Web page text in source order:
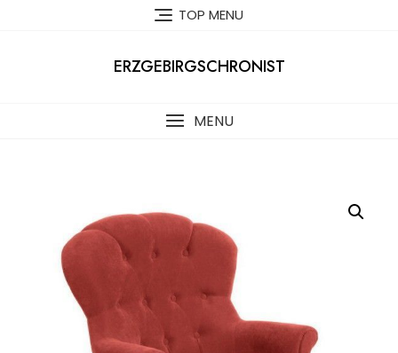
TOP MENU
ERZGEBIRGSCHRONIST
MENU